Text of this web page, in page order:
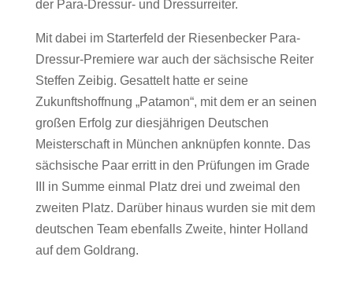
der Para-Dressur- und Dressurreiter.
Mit dabei im Starterfeld der Riesenbecker Para-
Dressur-Premiere war auch der sächsische Reiter
Steffen Zeibig. Gesattelt hatte er seine
Zukunftshoffnung „Patamon“, mit dem er an seinen
großen Erfolg zur diesjährigen Deutschen
Meisterschaft in München anknüpfen konnte. Das
sächsische Paar erritt in den Prüfungen im Grade
III in Summe einmal Platz drei und zweimal den
zweiten Platz. Darüber hinaus wurden sie mit dem
deutschen Team ebenfalls Zweite, hinter Holland
auf dem Goldrang.